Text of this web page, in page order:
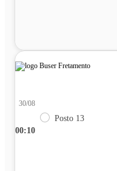
00:10
30/08
Posto 13